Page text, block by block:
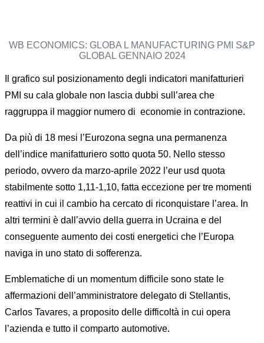
WB ECONOMICS: GLOBA L MANUFACTURING PMI S&P
GLOBAL GENNAIO 2024
Il grafico sul posizionamento degli indicatori manifatturieri
PMI su cala globale non lascia dubbi sull’area che
raggruppa il maggior numero di economie in contrazione.
Da più di 18 mesi l’Eurozona segna una permanenza
dell’indice manifatturiero sotto quota 50. Nello stesso
periodo, ovvero da marzo-aprile 2022 l’eur usd quota
stabilmente sotto 1,11-1,10, fatta eccezione per tre momenti
reattivi in cui il cambio ha cercato di riconquistare l’area. In
altri termini è dall’avvio della guerra in Ucraina e del
conseguente aumento dei costi energetici che l’Europa
naviga in uno stato di sofferenza.
Emblematiche di un momentum difficile sono state le
affermazioni dell’amministratore delegato di Stellantis,
Carlos Tavares, a proposito delle difficoltà in cui opera
l’azienda e tutto il comparto automotive.